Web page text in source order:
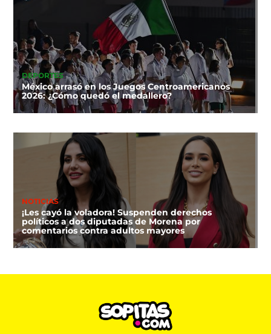
DEPORTES
México arrasó en los Juegos Centroamericanos
2026: ¿Cómo quedó el medallero?
NOTICIAS
¡Les cayó la voladora! Suspenden derechos
políticos a dos diputadas de Morena por
comentarios contra adultos mayores